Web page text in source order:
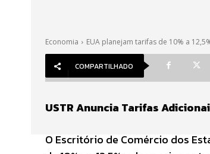
Economia EUA planejam tarifas de 10% a
COMPARTILHADO
USTR Anuncia Tarifas
O Escritório de Comércio dos